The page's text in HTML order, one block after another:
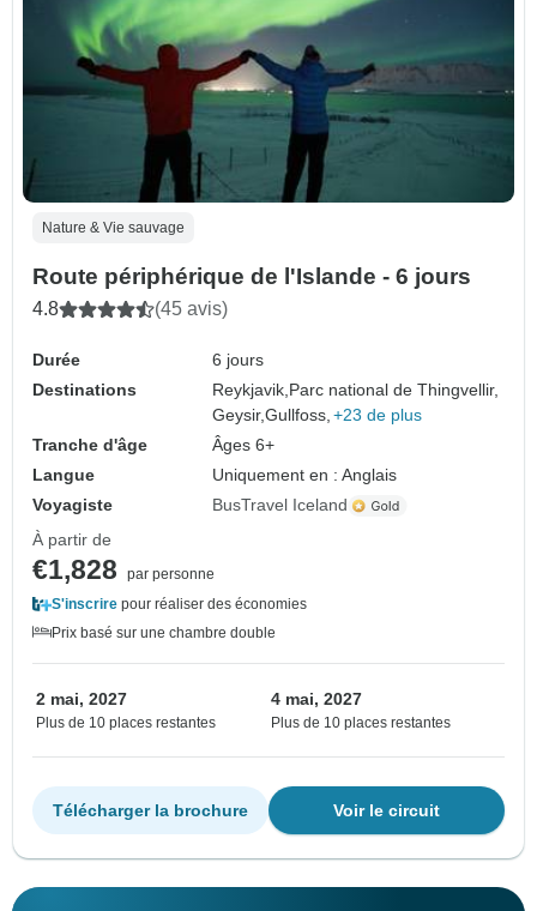
Nature & Vie sauvage
Route périphérique de l'Islande - 6 jours
4.8 (45 avis)
Durée
6 jours
Destinations
Reykjavik, Parc national de Thingvellir,
Geysir,Gullfoss, +23 de plus
Tranche d'âge
Âges 6+
Langue
Uniquement en : Anglais
Voyagiste
BusTravel Iceland
À partir de
€1,828
par personne
S'inscrire pour réaliser des économies
Prix basé sur une chambre double
2 mai, 2027
Plus de 10 places restantes
4 mai, 2027
Plus de 10 places restantes
Voir le circuit
Télécharger la brochure